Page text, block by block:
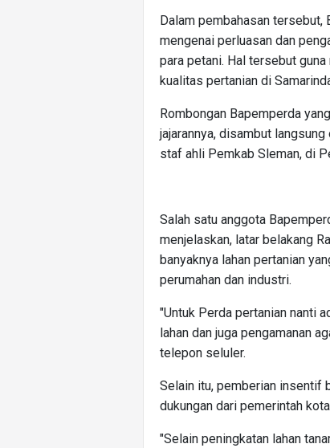
Dalam pembahasan tersebut,
mengenai perluasan dan
para petani. Hal tersebut
kualitas pertanian di
Rombongan Bapemperda
jajarannya, disambut
staf ahli Pemkab Sleman, di
Salah satu anggota
menjelaskan, latar belakang
banyaknya lahan pertanian
perumahan dan industri.
"Untuk Perda pertanian nanti
lahan dan juga pengamanan
telepon seluler.
Selain itu, pemberian insentif
dukungan dari pemerintah
"Selain peningkatan lahan